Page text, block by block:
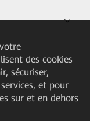
des cookies
sécuriser,
et pour
sur et en dehors